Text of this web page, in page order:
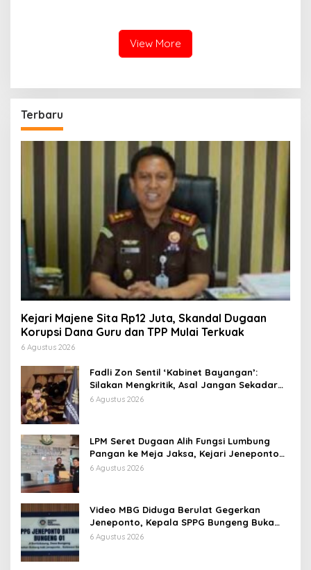
View More
Terbaru
Kejari Majene Sita Rp12 Juta, Skandal Dugaan
Korupsi Dana Guru dan TPP Mulai Terkuak
6 Agustus 2026
Fadli Zon Sentil ‘Kabinet Bayangan’:
Silakan Mengkritik, Asal Jangan Sekadar
Bayangan
6 Agustus 2026
LPM Seret Dugaan Alih Fungsi Lumbung
Pangan ke Meja Jaksa, Kejari Jeneponto
Didesak Bongkar Seluruh Dokumen
6 Agustus 2026
Video MBG Diduga Berulat Gegerkan
Jeneponto, Kepala SPPG Bungeng Buka
Suara
6 Agustus 2026